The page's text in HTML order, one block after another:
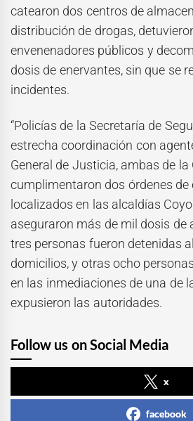
catearon dos centros de
distribución de drogas,
envenenadores públicos y
dosis de enervantes, sin que se
incidentes.
“Policías de la Secretaría de
estrecha coordinación con
General de Justicia, ambas de la
cumplimentaron dos órdenes de
localizados en las alcaldías
aseguraron más de mil dosis de
tres personas fueron detenidas
domicilios, y otras ocho
en las inmediaciones de una de
expusieron las autoridades.
Follow us on Social Media
x
facebook